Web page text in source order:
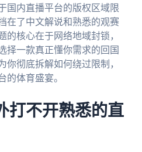
国内直播平台的版权区域限
在了中文解说和熟悉的观赛
的核心在于网络地域封锁，
择一款真正懂你需求的回国
你彻底拆解如何绕过限制，
的体育盛宴。
打不开熟悉的直